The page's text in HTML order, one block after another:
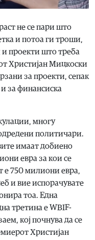
не се пари што
и потоа ги троши,
и проекти што треба
Христијан Мицкоски
за проекти, сепак
за финансиска
многу
политичари.
имаат добиено
евра за кои се
е 750 милиони евра,
и вие испорачувате
тоа. Една
третина е WBIF-
кој почнува да се
Христијан